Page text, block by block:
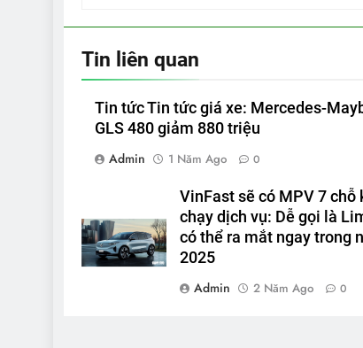
Tin liên quan
Tin tức Tin tức giá xe: Mercedes-
GLS 480 giảm 880 triệu
Admin
1 Năm Ago 0
VinFast sẽ có MPV 7 chỗ
chạy dịch vụ: Dễ gọi là
có thể ra mắt ngay trong
2025
Admin
2 Năm Ago 0